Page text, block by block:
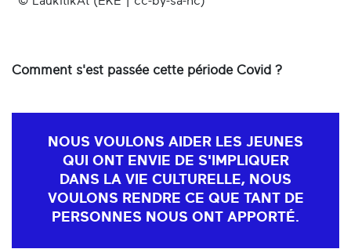
Comment s'est passée cette période Covid ?
NOUS VOULONS AIDER LES JEUNES
QUI ONT ENVIE DE S'IMPLIQUER
DANS LA VIE CULTURELLE, NOUS
VOULONS RENDRE CE QUE TANT DE
PERSONNES NOUS ONT APPORTÉ.